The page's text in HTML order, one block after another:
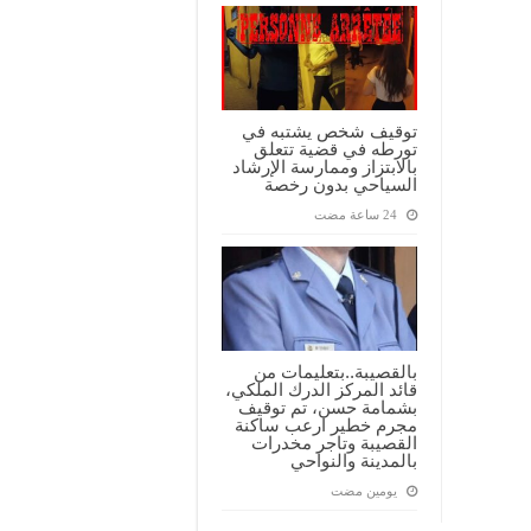
توقيف شخص يشتبه في
تورطه في قضية تتعلق
بالابتزاز وممارسة الإرشاد
السياحي بدون رخصة
بالقصيبة..بتعليمات من
قائد المركز الدرك الملكي،
بشمامة حسن، تم توقيف
مجرم خطير ارعب ساكنة
القصيبة وتاجر مخدرات
بالمدينة والنواحي
‏يومين مضت